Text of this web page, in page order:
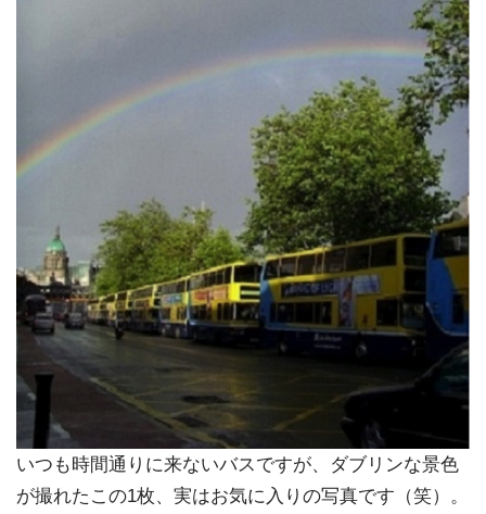
いつも時間通りに来ないバスですが、ダブリンな景色
が撮れたこの1枚、実はお気に入りの写真です（笑）。